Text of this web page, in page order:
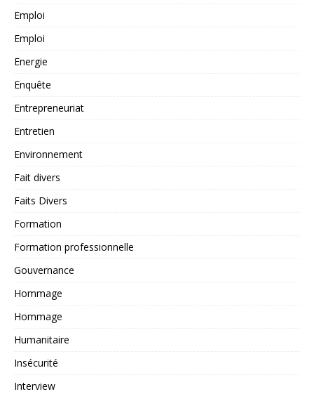
Emploi
Emploi
Energie
Enquête
Entrepreneuriat
Entretien
Environnement
Fait divers
Faits Divers
Formation
Formation professionnelle
Gouvernance
Hommage
Hommage
Humanitaire
Insécurité
Interview